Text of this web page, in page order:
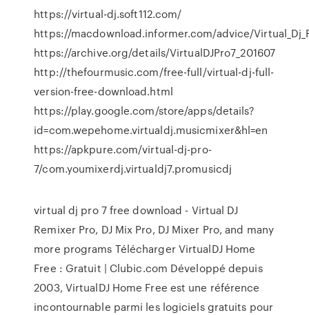
https://virtual-dj.soft112.com/
https://macdownload.informer.com/advice/
https://archive.org/details/VirtualDJPro7_201607
http://thefourmusic.com/free-full/virtual-dj-full-
version-free-download.html
https://play.google.com/store/apps/details?
id=com.wepehome.virtualdj.musicmixer&hl=en
https://apkpure.com/virtual-dj-pro-
7/com.youmixerdj.virtualdj7.promusicdj
virtual dj pro 7 free download - Virtual DJ
Remixer Pro, DJ Mix Pro, DJ Mixer Pro, and many
more programs Télécharger VirtualDJ Home
Free : Gratuit | Clubic.com Développé depuis
2003, VirtualDJ Home Free est une référence
incontournable parmi les logiciels gratuits pour